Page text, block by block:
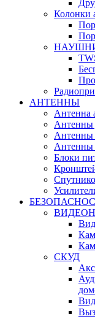
Колонки
АНТЕННЫ
Антенна
Антенны
Антенны
Антенны
Блоки
СКУД